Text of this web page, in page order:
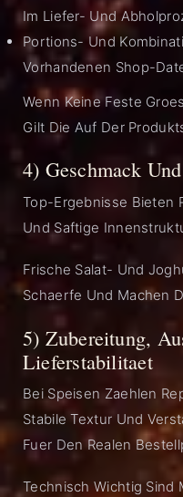
Im Liefer- Und
Portions- Und
Vorhandenen Shop-
Wenn Keine Feste
Gilt Die Auf Der
4) Geschmack
Top-Ergebnisse Bieten
Und Saftige
Frische Salat- Und
Schaerfe Und Machen
5) Zubereitung,
Lieferstabilitaet
Bei Speisen Zaehlen
Stabile Textur Und
Fuer Den Realen
Technisch Wichtig Sind